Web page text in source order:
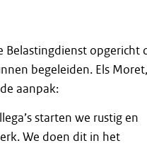
Belastingdienst opgericht
begeleiden. Els Moret,
aanpak:
starten we rustig en
We doen dit in het